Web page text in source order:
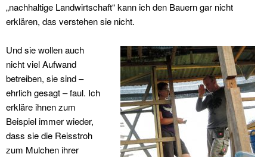
„nachhaltige Landwirtschaft“ kann ich den Bauern gar nicht
erklären, das verstehen sie nicht.
Und sie wollen auch
nicht viel Aufwand
betreiben, sie sind –
ehrlich gesagt – faul. Ich
erkläre ihnen zum
Beispiel immer wieder,
dass sie die Reisstroh
zum Mulchen ihrer